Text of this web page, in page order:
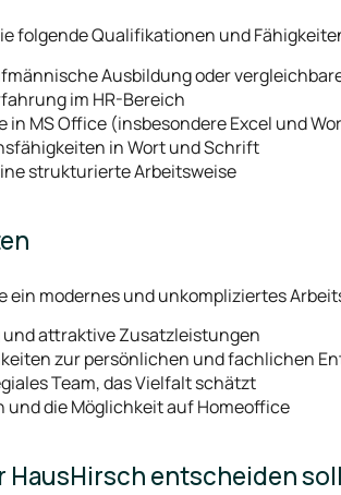
folgende Qualifikationen und
Ausbildung oder
im HR-Bereich
in MS Office (insbesondere Excel und
in Wort und Schrift
strukturierte Arbeitsweise
ein modernes und unkompliziertes
und attraktive Zusatzleistungen
zur persönlichen und fachlichen
Team, das Vielfalt schätzt
und die Möglichkeit auf Homeoffice
HausHirsch entscheiden